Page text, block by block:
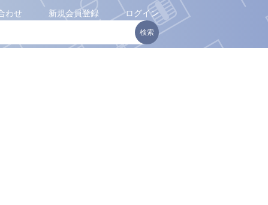
わせ 新規会員登録 ログイン